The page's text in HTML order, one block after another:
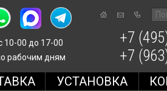
10-00 до 17-00
рабочим дням
+7
+7
УСТАНОВКА